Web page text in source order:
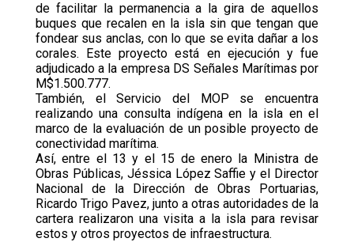
de facilitar la permanencia a la gira de aquellos
buques que recalen en la isla sin que tengan que
fondear sus anclas, con lo que se evita dañar a los
corales. Este proyecto está en ejecución y fue
adjudicado a la empresa DS Señales Marítimas por
M$1.500.777.
También, el Servicio del MOP se encuentra
realizando una consulta indígena en la isla en el
marco de la evaluación de un posible proyecto de
conectividad marítima.
Así, entre el 13 y el 15 de enero la Ministra de
Obras Públicas, Jéssica López Saffie y el Director
Nacional de la Dirección de Obras Portuarias,
Ricardo Trigo Pavez, junto a otras autoridades de la
cartera realizaron una visita a la isla para revisar
estos y otros proyectos de infraestructura.